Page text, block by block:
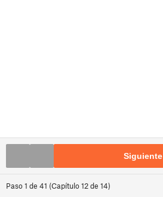
Paso1 de 41 (Capítulo12de 14)
Siguiente